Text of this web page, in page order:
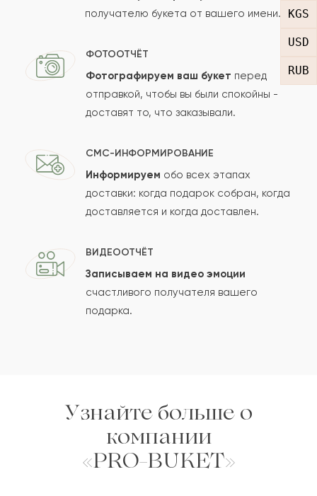
KGS
USD
RUB
Отзыв
Сколько будет
Отзыв будет опубликован после проверки.
Проверяем на спам.
получателю букета от вашего имени.
ФОТООТЧЁТ
Фотографируем ваш букет перед
отправкой, чтобы вы были спокойны -
доставят то, что заказывали.
СМС-ИНФОРМИРОВАНИЕ
Информируем обо всех этапах
доставки: когда подарок собран, когда
доставляется и когда доставлен.
ВИДЕООТЧЁТ
Записываем на видео эмоции
счастливого получателя вашего
подарка.
Узнайте больше о
компании
«PRO-BUKET»